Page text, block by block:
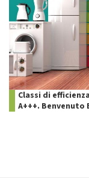
Classi di
A+++. Benvenuto